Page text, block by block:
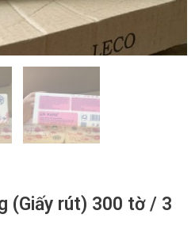
(Giấy rút) 300 tờ / 3